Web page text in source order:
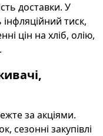
доставки. У
тиск,
цін на хліб, олію,
за акціями.
сезонні закупівлі